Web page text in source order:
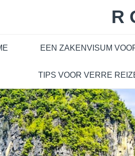
EEN ZAKENVISUM
TIPS VOOR VERRE